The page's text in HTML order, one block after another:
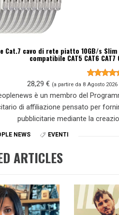
Cat.7 cavo di rete piatto 10GB/s
compatibile CAT5 CAT6
28,29 € (a partire da 8 Agosto
è un membro del
di affiliazione pensato per
pubblicitarie mediante la
NEWS EVENTI
ARTICLES